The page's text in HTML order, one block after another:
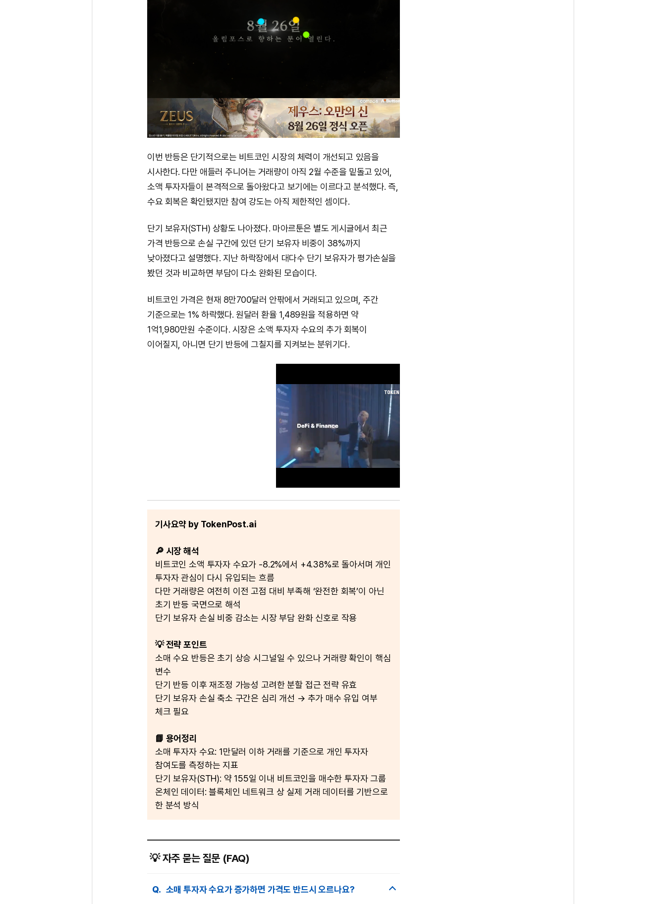
이번 반등은 단기적으로는 비트코인 시장의 체력이 개선되고 있음을
시사한다. 다만 애들러 주니어는 거래량이 아직 2월 수준을 밑돌고 있어,
소액 투자자들이 본격적으로 돌아왔다고 보기에는 이르다고 분석했다. 즉,
수요 회복은 확인됐지만 참여 강도는 아직 제한적인 셈이다.
단기 보유자(STH) 상황도 나아졌다. 마아르툰은 별도 게시글에서 최근
가격 반등으로 손실 구간에 있던 단기 보유자 비중이 38%까지
낮아졌다고 설명했다. 지난 하락장에서 대다수 단기 보유자가 평가손실을
봤던 것과 비교하면 부담이 다소 완화된 모습이다.
비트코인 가격은 현재 8만700달러 안팎에서 거래되고 있으며, 주간
기준으로는 1% 하락했다. 원달러 환율 1,489원을 적용하면 약
1억1,980만원 수준이다. 시장은 소액 투자자 수요의 추가 회복이
이어질지, 아니면 단기 반등에 그칠지를 지켜보는 분위기다.
e
기사요약 by TokenPost.ai
🔎 시장 해석
비트코인 소액 투자자 수요가 -8.2%에서 +4.38%로 돌아서며 개인
투자자 관심이 다시 유입되는 흐름
다만 거래량은 여전히 이전 고점 대비 부족해 ‘완전한 회복’이 아닌
초기 반등 국면으로 해석
단기 보유자 손실 비중 감소는 시장 부담 완화 신호로 작용
💡 전략 포인트
소매 수요 반등은 초기 상승 시그널일 수 있으나 거래량 확인이 핵심
변수
단기 반등 이후 재조정 가능성 고려한 분할 접근 전략 유효
단기 보유자 손실 축소 구간은 심리 개선 → 추가 매수 유입 여부
체크 필요
📘 용어정리
소매 투자자 수요: 1만달러 이하 거래를 기준으로 개인 투자자
참여도를 측정하는 지표
단기 보유자(STH): 약 155일 이내 비트코인을 매수한 투자자 그룹
온체인 데이터: 블록체인 네트워크 상 실제 거래 데이터를 기반으로
한 분석 방식
💡 자주 묻는 질문 (FAQ)
Q. 소매 투자자 수요가 증가하면 가격도 반드시 오르나요?